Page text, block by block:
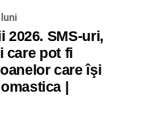
2026. SMS-uri,
care pot fi
care îşi
|